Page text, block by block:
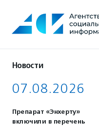
содержанию
Новости
07.08.2026
Препарат «Энхерту»
включили в перечень